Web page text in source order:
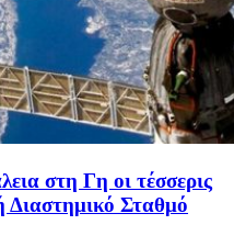
στη Γη οι τέσσερις
Διαστημικό Σταθμό